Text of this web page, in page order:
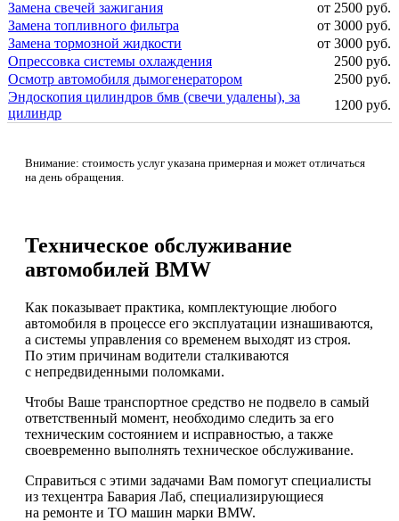
Замена свечей зажигания
от 2500 руб.
Замена топливного фильтра
от 3000 руб.
Замена тормозной жидкости
от 3000 руб.
Опрессовка системы охлаждения
2500 руб.
Осмотр автомобиля дымогенератором
2500 руб.
Эндоскопия цилиндров бмв (свечи удалены), за
цилиндр
1200 руб.
Внимание: стоимость услуг указана примерная и может отличаться
на день обращения.
Техническое обслуживание
автомобилей BMW
Как показывает практика, комплектующие любого
автомобиля в процессе его эксплуатации изнашиваются,
а системы управления со временем выходят из строя.
По этим причинам водители сталкиваются
с непредвиденными поломками.
Чтобы Ваше транспортное средство не подвело в самый
ответственный момент, необходимо следить за его
техническим состоянием и исправностью, а также
своевременно выполнять техническое обслуживание.
Справиться с этими задачами Вам помогут специалисты
из техцентра Бавария Лаб, специализирующиеся
на ремонте и ТО машин марки BMW.